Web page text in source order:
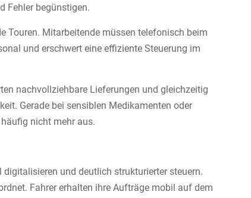
Fehler begünstigen.
Touren. Mitarbeitende müssen telefonisch beim
und erschwert eine effiziente Steuerung im
nachvollziehbare Lieferungen und gleichzeitig
Gerade bei sensiblen Medikamenten oder
nicht mehr aus.
und deutlich strukturierter steuern.
Fahrer erhalten ihre Aufträge mobil auf dem